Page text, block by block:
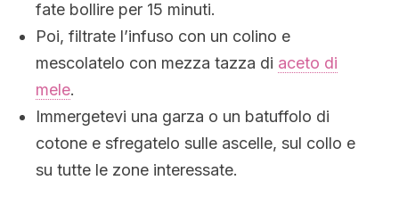
fate bollire per 15 minuti.
Poi, filtrate l’infuso con un colino e
mescolatelo con mezza tazza di aceto di
mele.
Immergetevi una garza o un batuffolo di
cotone e sfregatelo sulle ascelle, sul collo e
su tutte le zone interessate.